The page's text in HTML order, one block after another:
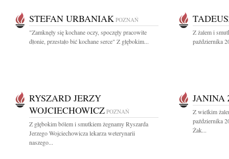
STEFAN URBANIAK POZNAŃ
"Zamknęły się kochane oczy, spoczęły pracowite
dłonie, przestało bić kochane serce" Z głębokim...
Z żalem i
października
RYSZARD JERZY
WOJCIECHOWICZ POZNAŃ
Z głębokim bólem i smutkiem żegnamy Ryszarda
Jerzego Wojciechowicza lekarza weterynarii
naszego...
JANINA
Z wielkim
października
Żak...